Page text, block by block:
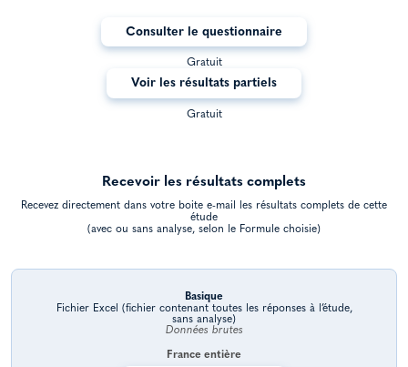
Consulter le questionnaire
Gratuit
Voir les résultats partiels
Gratuit
Recevoir les résultats complets
Recevez directement dans votre boite e-mail les résultats complets de cette
étude
(avec ou sans analyse, selon le Formule choisie)
Basique
Fichier Excel (fichier contenant toutes les réponses à l’étude,
sans analyse)
Données brutes
France entière